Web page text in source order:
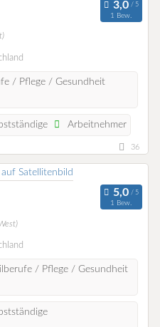
1 Bew.
/ Pflege / Gesundheit
Arbeitnehmer
36
1 Bew.
/ Pflege / Gesundheit